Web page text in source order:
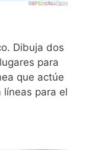
Dibuja dos
para
que actúe
líneas para el